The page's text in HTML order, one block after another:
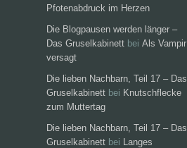
Pfotenabdruck im Herzen
Die Blogpausen werden länger –
Das Gruselkabinett bei Als Vampir
versagt
Die lieben Nachbarn, Teil 17 – Das
Gruselkabinett bei Knutschflecke
zum Muttertag
Die lieben Nachbarn, Teil 17 – Das
Gruselkabinett bei Langes